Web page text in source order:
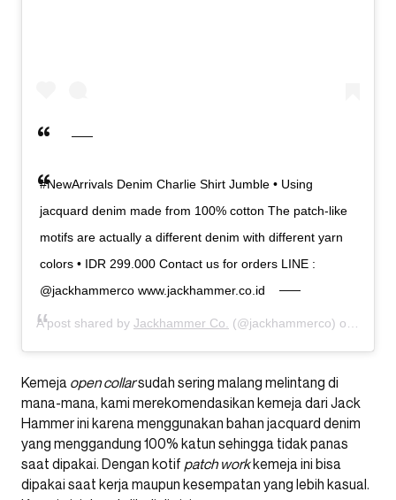
#NewArrivals Denim Charlie Shirt Jumble • Using
jacquard denim made from 100% cotton The patch-like
motifs are actually a different denim with different yarn
colors • IDR 299.000 Contact us for orders LINE :
@jackhammerco www.jackhammer.co.id
A post shared by Jackhammer Co. (@jackhammerco) on
Kemeja open collarsudah sering malang melintang di
mana-mana, kami merekomendasikan kemeja dari Jack
Hammer ini karena menggunakan bahan jacquard denim
yang menggandung 100% katun sehingga tidak panas
saat dipakai. Dengan kotif patch workkemeja ini bisa
dipakai saat kerja maupun kesempatan yang lebih kasual.